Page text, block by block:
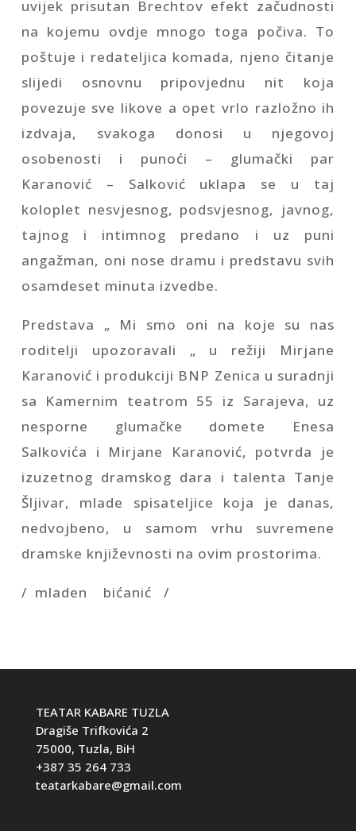
uvijek prisutan Brechtov efekt začudnosti
na kojemu ovdje mnogo toga počiva. To
poštuje i redateljica komada, njeno čitanje
slijedi osnovnu pripovjednu nit koja
povezuje sve likove a opet vrlo razložno ih
izdvaja, svakoga donosi u njegovoj
osobenosti i punoći – glumački par
Karanović – Salković uklapa se u taj
koloplet nesvjesnog, podsvjesnog, javnog,
tajnog i intimnog predano i uz puni
angažman, oni nose dramu i predstavu svih
osamdeset minuta izvedbe.
Predstava „ Mi smo oni na koje su nas
roditelji upozoravali „ u režiji Mirjane
Karanović i produkciji BNP Zenica u suradnji
sa Kamernim teatrom 55 iz Sarajeva, uz
nesporne glumačke domete Enesa
Salkovića i Mirjane Karanović, potvrda je
izuzetnog dramskog dara i talenta Tanje
Šljivar, mlade spisateljice koja je danas,
nedvojbeno, u samom vrhu suvremene
dramske književnosti na ovim prostorima.
/ mladen bićanić /
TEATAR KABARE TUZLA
Dragiše Trifkovića 2
75000, Tuzla, BiH
+387 35 264 733
teatarkabare@gmail.com